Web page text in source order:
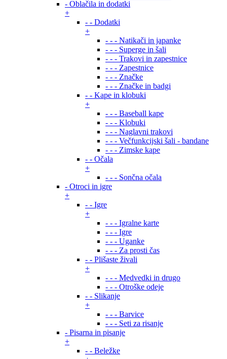
- Oblačila in dodatki
+
- - Dodatki
+
- - - Natikači in japanke
- - - Superge in šali
- - - Trakovi in zapestnice
- - - Zapestnice
- - - Značke
- - - Značke in badgi
- - Kape in klobuki
+
- - - Baseball kape
- - - Klobuki
- - - Naglavni trakovi
- - - Večfunkcijski šali - bandane
- - - Zimske kape
- - Očala
+
- - - Sončna očala
- Otroci in igre
+
- - Igre
+
- - - Igralne karte
- - - Igre
- - - Uganke
- - - Za prosti čas
- - Plišaste živali
+
- - - Medvedki in drugo
- - - Otroške odeje
- - Slikanje
+
- - - Barvice
- - - Seti za risanje
- Pisarna in pisanje
+
- - Beležke